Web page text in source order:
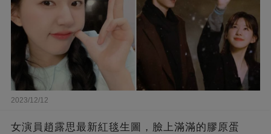
2023/12/12
女演員趙露思最新紅毯生圖，臉上滿滿的膠原蛋